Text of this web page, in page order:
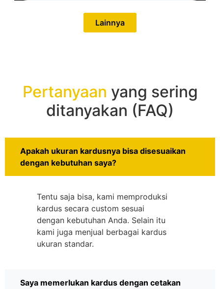
Lainnya
Pertanyaan yang sering
ditanyakan (FAQ)
Apakah ukuran kardusnya bisa disesuaikan
dengan kebutuhan saya?
Tentu saja bisa, kami memproduksi
kardus secara custom sesuai
dengan kebutuhan Anda. Selain itu
kami juga menjual berbagai kardus
ukuran standar.
Saya memerlukan kardus dengan cetakan